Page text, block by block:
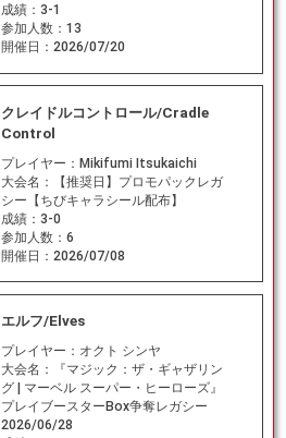
成績： 3-1
参加人数： 13
開催日： 2026/07/20
クレイドルコントロール/Cradle
Control
プレイヤー： Mikifumi Itsukaichi
大会名：
【推奨日】プロモパックレガ
シー【ちびキャラシール配布】
成績： 3-0
参加人数： 6
開催日： 2026/07/08
エルフ/Elves
プレイヤー： オクト シンヤ
大会名：
『マジック：ザ・ギャザリン
グ | マーベル スーパー・ヒーローズ』
プレイブースターBox争奪レガシー
2026/06/28